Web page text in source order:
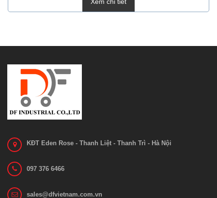
KĐT Eden Rose - Thanh Liệt - Thanh Trì - Hà Nội
097 376 6466
sales@dfvietnam.com.vn